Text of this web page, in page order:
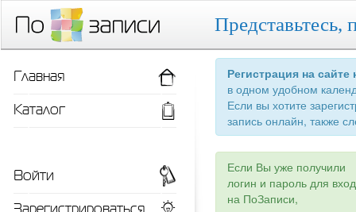
Представьтесь,
Регистрация на
в одном удобном
Если вы хотите
запись онлайн, также
Если Вы уже получили
логин и пароль для
на ПоЗаписи,
Главная
Каталог
Войти